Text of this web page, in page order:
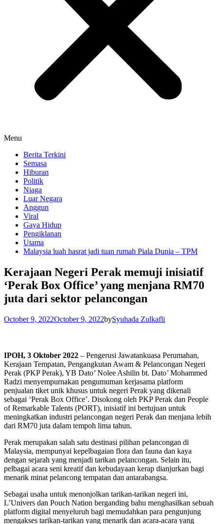
Menu
Berita Terkini
Semasa
Hiburan
Politik
Niaga
Luar Negara
Anggun
Viral
Gaya Hidup
Pengiklanan
Utama
Malaysia luah hasrat jadi tuan rumah Piala Dunia – TPM
Kerajaan Negeri Perak memuji inisiatif
‘Perak Box Office’ yang menjana RM70
juta dari sektor pelancongan
October 9, 2022October 9, 2022bySyuhada Zulkafli
IPOH, 3 Oktober 2022 – Pengerusi Jawatankuasa Perumahan,
Kerajaan Tempatan, Pengangkutan Awam & Pelancongan Negeri
Perak (PKP Perak), YB Dato’ Nolee Ashilin bt. Dato’ Mohammed
Radzi menyempurnakan pengumuman kerjasama platform
penjualan tiket unik khusus untuk negeri Perak yang dikenali
sebagai ‘Perak Box Office’. Disokong oleh PKP Perak dan People
of Remarkable Talents (PORT), inisiatif ini bertujuan untuk
meningkatkan industri pelancongan negeri Perak dan menjana lebih
dari RM70 juta dalam tempoh lima tahun.
Perak merupakan salah satu destinasi pilihan pelancongan di
Malaysia, mempunyai kepelbagaian flora dan fauna dan kaya
dengan sejarah yang menjadi tarikan pelancongan. Selain itu,
pelbagai acara seni kreatif dan kebudayaan kerap dianjurkan bagi
menarik minat pelancong tempatan dan antarabangsa.
Sebagai usaha untuk menonjolkan tarikan-tarikan negeri ini,
L’Univers dan Pouch Nation berganding bahu menghasilkan sebuah
platform digital menyeluruh bagi memudahkan para pengunjung
mengakses tarikan-tarikan yang menarik dan acara-acara yang